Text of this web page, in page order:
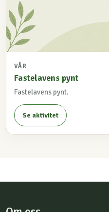
VÅR
Fastelavens pynt
Fastelavens pynt.
Se aktivitet